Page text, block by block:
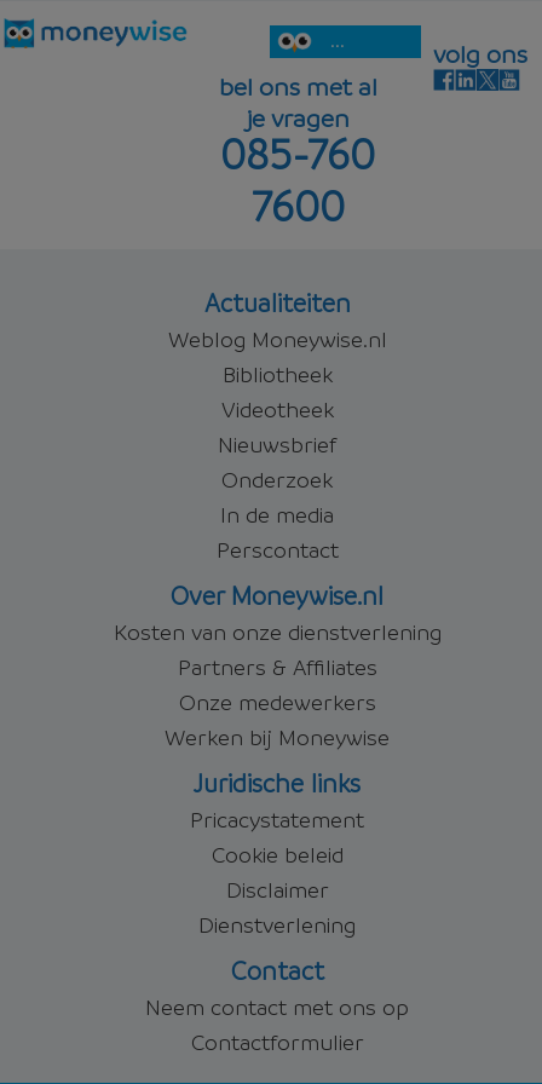
...
bel ons met al
je vragen
085-760
7600
volg ons
Actualiteiten
Weblog Moneywise.nl
Bibliotheek
Videotheek
Nieuwsbrief
Onderzoek
In de media
Perscontact
Over Moneywise.nl
Kosten van onze dienstverlening
Partners & Affiliates
Onze medewerkers
Werken bij Moneywise
Juridische links
Pricacystatement
Cookie beleid
Disclaimer
Dienstverlening
Contact
Neem contact met ons op
Contactformulier